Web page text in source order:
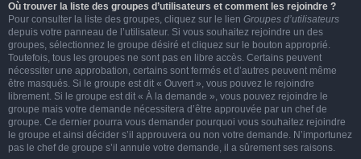
Où trouver la liste des groupes d’utilisateurs et comment les rejoindre ?
Pour consulter la liste des groupes, cliquez sur le lien Groupes d’utilisateurs
depuis votre panneau de l’utilisateur. Si vous souhaitez rejoindre un des
groupes, sélectionnez le groupe désiré et cliquez sur le bouton approprié.
Toutefois, tous les groupes ne sont pas en libre accès. Certains peuvent
nécessiter une approbation, certains sont fermés et d’autres peuvent même
être masqués. Si le groupe est dit « Ouvert », vous pouvez le rejoindre
librement. Si le groupe est dit « À la demande », vous pouvez rejoindre le
groupe mais votre demande nécessitera d’être approuvée par un chef de
groupe. Ce dernier pourra vous demander pourquoi vous souhaitez rejoindre
le groupe et ainsi décider s’il approuvera ou non votre demande. N’importunez
pas le chef de groupe s’il annule votre demande, il a sûrement ses raisons.